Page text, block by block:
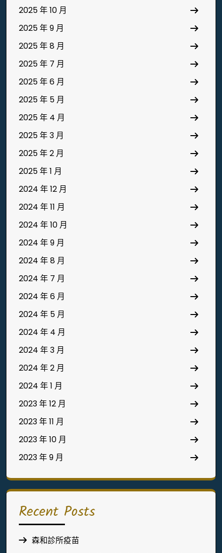
2025 年 10 月
2025 年 9 月
2025 年 8 月
2025 年 7 月
2025 年 6 月
2025 年 5 月
2025 年 4 月
2025 年 3 月
2025 年 2 月
2025 年 1 月
2024 年 12 月
2024 年 11 月
2024 年 10 月
2024 年 9 月
2024 年 8 月
2024 年 7 月
2024 年 6 月
2024 年 5 月
2024 年 4 月
2024 年 3 月
2024 年 2 月
2024 年 1 月
2023 年 12 月
2023 年 11 月
2023 年 10 月
2023 年 9 月
Recent Posts
森和診所疫苗